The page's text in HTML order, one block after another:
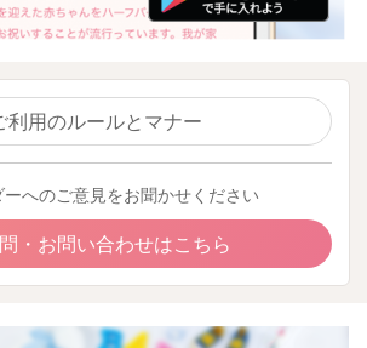
利用のルールとマナー
へのご意見をお聞かせください
・お問い合わせはこちら